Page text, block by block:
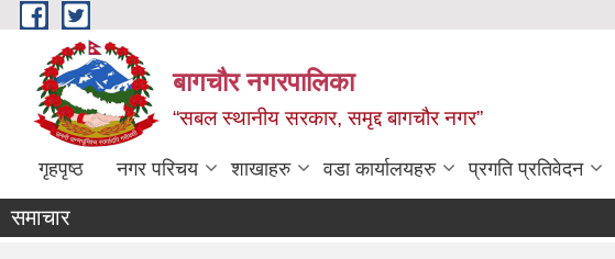
Skip to main content
बागचौर नगरपालिका
“सबल स्थानीय सरकार, समृद्द बागचौर नगर”
गृहपृष्ठ नगर परिचय शाखाहरु वडा ‍कार्यालयहरु प्रगति प्रतिवेदन
समाचार